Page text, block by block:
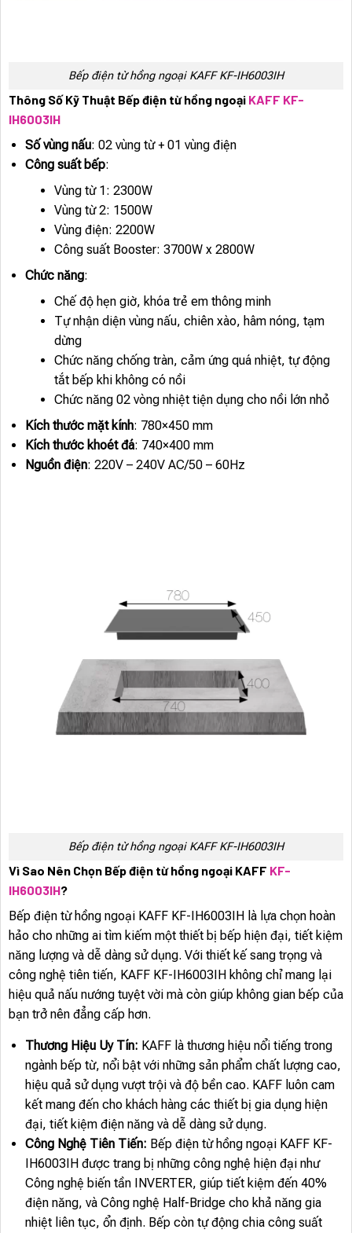
Bếp điện từ hồng ngoại KAFF KF-IH6003IH
Thông Số Kỹ Thuật Bếp điện từ hồng ngoại KAFF KF-
IH6003IH
Số vùng nấu: 02 vùng từ + 01 vùng điện
Công suất bếp:
Vùng từ 1: 2300W
Vùng từ 2: 1500W
Vùng điện: 2200W
Công suất Booster: 3700W x 2800W
Chức năng:
Chế độ hẹn giờ, khóa trẻ em thông minh
Tự nhận diện vùng nấu, chiên xào, hâm nóng, tạm
dừng
Chức năng chống tràn, cảm ứng quá nhiệt, tự động
tắt bếp khi không có nồi
Chức năng 02 vòng nhiệt tiện dụng cho nồi lớn nhỏ
Kích thước mặt kính: 780×450 mm
Kích thước khoét đá: 740×400 mm
Nguồn điện: 220V – 240V AC/50 – 60Hz
Bếp điện từ hồng ngoại KAFF KF-IH6003IH
Vì Sao Nên Chọn Bếp điện từ hồng ngoại KAFF KF-
IH6003IH?
Bếp điện từ hồng ngoại KAFF KF-IH6003IH là lựa chọn hoàn
hảo cho những ai tìm kiếm một thiết bị bếp hiện đại, tiết kiệm
năng lượng và dễ dàng sử dụng. Với thiết kế sang trọng và
công nghệ tiên tiến, KAFF KF-IH6003IH không chỉ mang lại
hiệu quả nấu nướng tuyệt vời mà còn giúp không gian bếp của
bạn trở nên đẳng cấp hơn.
Thương Hiệu Uy Tín: KAFF là thương hiệu nổi tiếng trong
ngành bếp từ, nổi bật với những sản phẩm chất lượng cao,
hiệu quả sử dụng vượt trội và độ bền cao. KAFF luôn cam
kết mang đến cho khách hàng các thiết bị gia dụng hiện
đại, tiết kiệm điện năng và dễ dàng sử dụng.
Công Nghệ Tiên Tiến: Bếp điện từ hồng ngoại KAFF KF-
IH6003IH được trang bị những công nghệ hiện đại như
Công nghệ biến tần INVERTER, giúp tiết kiệm đến 40%
điện năng, và Công nghệ Half-Bridge cho khả năng gia
nhiệt liên tục, ổn định. Bếp còn tự động chia công suất